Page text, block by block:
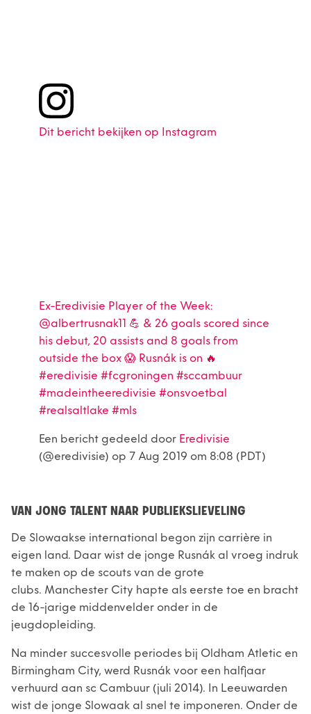
Dit bericht bekijken op Instagram
Ex-Eredivisie Player of the Week:
@albertrusnak11 💪 & 26 goals scored since
his debut, 20 assists and 8 goals from
outside the box 😱 Rusnák is on 🔥
#eredivisie #fcgroningen #sccambuur
#madeintheeredivisie #onsvoetbal
#realsaltlake #mls
Een bericht gedeeld door Eredivisie
(@eredivisie) op 7 Aug 2019 om 8:08 (PDT)
VAN JONG TALENT NAAR PUBLIEKSLIEVELING
De Slowaakse international begon zijn carrière in
eigen land. Daar wist de jonge Rusnák al vroeg indruk
te maken op de scouts van de grote
clubs. Manchester City hapte als eerste toe en bracht
de 16-jarige middenvelder onder in de
jeugdopleiding.
Na minder succesvolle periodes bij Oldham Atletic en
Birmingham City, werd Rusnák voor een halfjaar
verhuurd aan sc Cambuur (juli 2014). In Leeuwarden
wist de jonge Slowaak al snel te imponeren. Onder de